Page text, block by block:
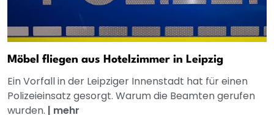
Möbel fliegen aus Hotelzimmer in Leipzig
Ein Vorfall in der Leipziger Innenstadt hat für einen
Polizeieinsatz gesorgt. Warum die Beamten gerufen
wurden. | mehr